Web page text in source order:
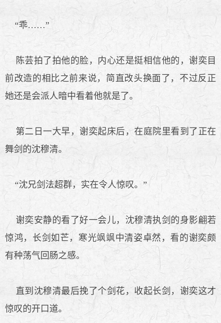
“乖……”
陈芸拍了拍他的脸，内心还是挺相信他的，谢奕目
前改造的相比之前来说，简直改头换面了，不过反正
她还是会派人暗中看着他就是了。
第二日一大早，谢奕起床后，在庭院里看到了正在
舞剑的沈穆清。
“沈兄剑法超群，实在令人惊叹。”
谢奕安静的看了好一会儿，沈穆清执剑的身影翩若
惊鸿，长剑如芒，寒光飒飒中清姿卓然，看的谢奕颇
有种荡气回肠之感。
直到沈穆清最后挽了个剑花，收起长剑，谢奕这才
惊叹的开口道。